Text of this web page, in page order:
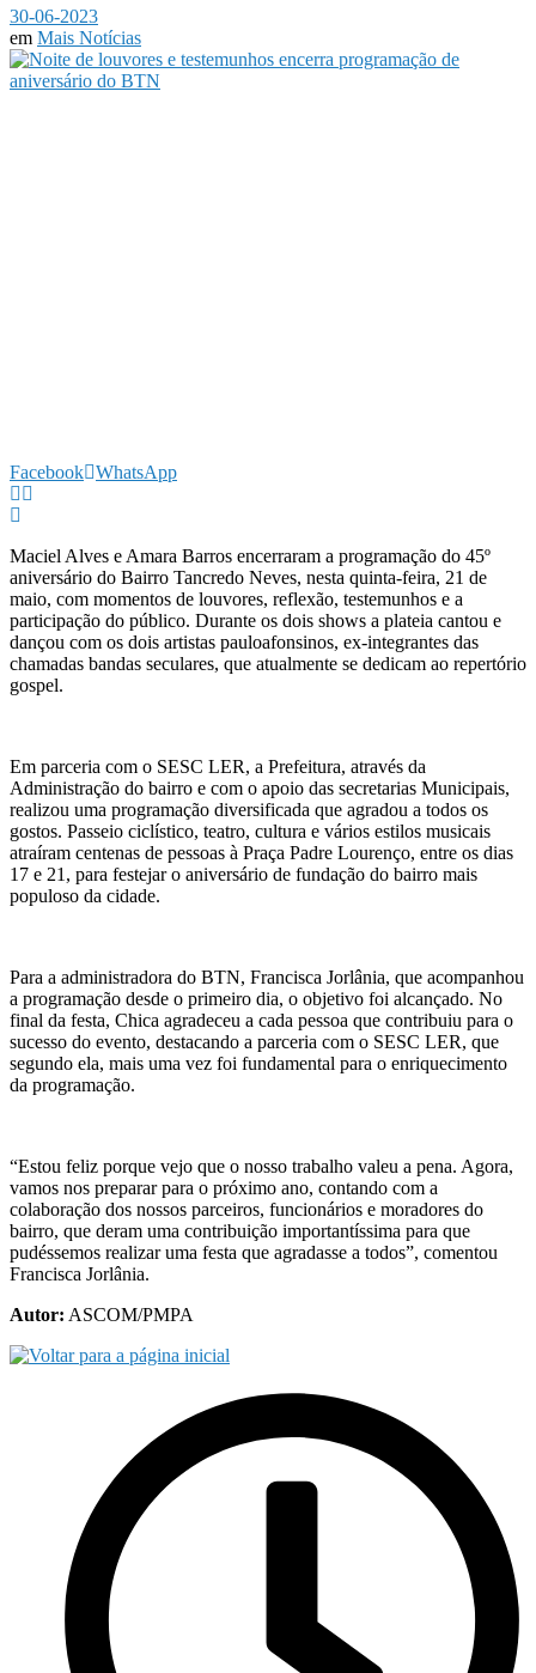
30-06-2023
em Mais Notícias
Facebook WhatsApp
Maciel Alves e Amara Barros encerraram a programação do 45º
aniversário do Bairro Tancredo Neves, nesta quinta-feira, 21 de
maio, com momentos de louvores, reflexão, testemunhos e a
participação do público. Durante os dois shows a plateia cantou e
dançou com os dois artistas pauloafonsinos, ex-integrantes das
chamadas bandas seculares, que atualmente se dedicam ao repertório
gospel.
Em parceria com o SESC LER, a Prefeitura, através da
Administração do bairro e com o apoio das secretarias Municipais,
realizou uma programação diversificada que agradou a todos os
gostos. Passeio ciclístico, teatro, cultura e vários estilos musicais
atraíram centenas de pessoas à Praça Padre Lourenço, entre os dias
17 e 21, para festejar o aniversário de fundação do bairro mais
populoso da cidade.
Para a administradora do BTN, Francisca Jorlânia, que acompanhou
a programação desde o primeiro dia, o objetivo foi alcançado. No
final da festa, Chica agradeceu a cada pessoa que contribuiu para o
sucesso do evento, destacando a parceria com o SESC LER, que
segundo ela, mais uma vez foi fundamental para o enriquecimento
da programação.
“Estou feliz porque vejo que o nosso trabalho valeu a pena. Agora,
vamos nos preparar para o próximo ano, contando com a
colaboração dos nossos parceiros, funcionários e moradores do
bairro, que deram uma contribuição importantíssima para que
pudéssemos realizar uma festa que agradasse a todos”, comentou
Francisca Jorlânia.
Autor: ASCOM/PMPA